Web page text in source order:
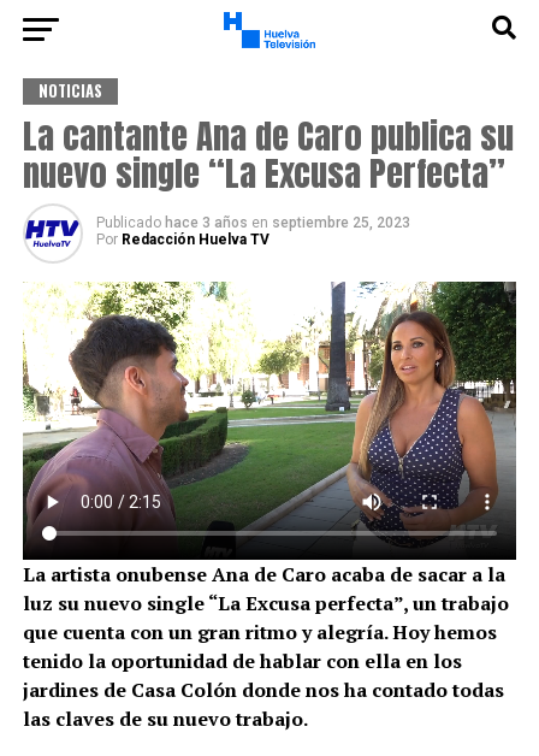
NOTICIAS
La cantante Ana de Caro publica su
nuevo single “La Excusa Perfecta”
Publicado hace 3 años en septiembre 25, 2023
Por Redacción Huelva TV
La artista onubense Ana de Caro acaba de sacar a la
luz su nuevo single “La Excusa perfecta”, un trabajo
que cuenta con un gran ritmo y alegría. Hoy hemos
tenido la oportunidad de hablar con ella en los
jardines de Casa Colón donde nos ha contado todas
las claves de su nuevo trabajo.